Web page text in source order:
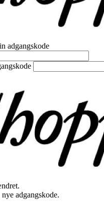
adgangskode
adgangskode.